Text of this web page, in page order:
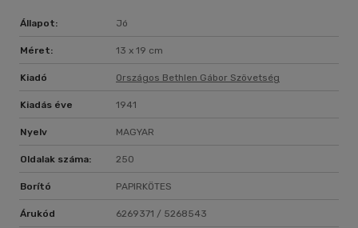
Állapot: Jó
Méret: 13 x 19 cm
Kiadó Országos Bethlen Gábor Szövetség
Kiadás éve 1941
Nyelv MAGYAR
Oldalak száma: 250
Borító PAPIRKÖTES
Árukód 6269371 / 5268543